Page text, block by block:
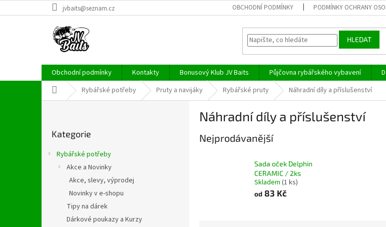
na
jvbaits@seznam.cz OBCHODNÍ PODMÍNKY PODMÍNKY OCHRANY
HLEDAT
Obchodní podmínky Kontakty Bonusový Klub JV Baits Půjčovna rybářského vybavení
Domů Rybářské potřeby Pruty a navijáky Rybářské pruty Náhradní díly a příslušenství
kategorie
Kategorie
Rybářské potřeby
Akce a Novinky
Akce, slevy, výprodej
Novinky v e-shopu
Tipy na dárek
Dárkové poukazy a Kurzy
Náhradní díly a příslušenství
Nejprodávanější
Sada oček Delphin
CERAMIC / 2ks
Skladem (1 ks)
od 83 Kč